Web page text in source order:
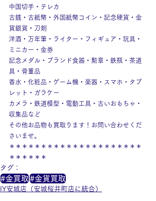
中国切手・テレカ
古銭・古紙幣・外国紙幣コイン・記念硬貨・金
貨銀貨・刀剣
洋酒・万年筆・ライター・フィギュア・玩具・
ミニカー・金券
記念メダル・ブランド食器・勲章・鉄瓶・茶道
具・骨董品
香水・化粧品・ゲーム機・楽器・スマホ・タブ
レット・ガラケー
カメラ・鉄道模型・電動工具・古いおもちゃ・
収集品など
その他お品物も買取ります！お問い合わせくだ
さいませ。
＊＊＊＊＊＊＊＊＊＊＊＊＊＊＊＊＊＊＊＊＊
＊＊＊＊＊＊
タグ：
#金買取#金貨買取
IY安城店（安城桜井町店に統合）